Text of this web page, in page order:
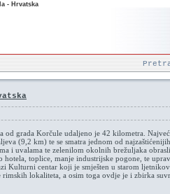
- Hrvatska
grada Korčule udaljeno je 42 kilometra.
(9,2 km) te se smatra jednom od
i uvalama te zelenilom okolnih brežuljaka
toplice, manje industrijske pogone, te
Kulturni centar koji je smješten u starom
lokaliteta, a osim toga ovdje je i zbirka